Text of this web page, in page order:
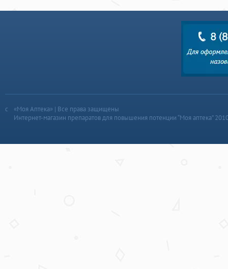
«Моя Аптека» | Все права защищены
Интернет-магазин препаратов для повышения потенции “Моя аптека”